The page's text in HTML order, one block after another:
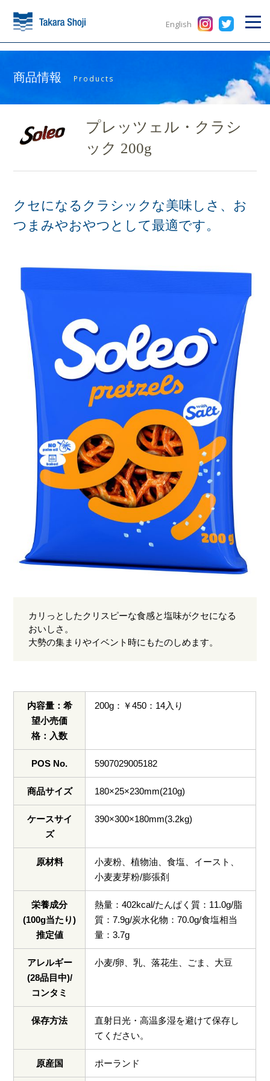
English
商品情報 Products
プレッツェル・クラシ
ック 200g
クセになるクラシックな美味しさ、お
つまみやおやつとして最適です。
カリっとしたクリスピーな食感と塩味がクセになる
おいしさ。
大勢の集まりやイベント時にもたのしめます。
内容量：希
望小売価
格：入数
200g：￥450：14入り
POS No. 5907029005182
商品サイズ 180×25×230mm(210g)
ケースサイ
ズ
390×300×180mm(3.2kg)
原材料
小麦粉、植物油、食塩、イースト、
小麦麦芽粉/膨張剤
栄養成分
(100g当たり)
推定値
熱量：402kcal/たんぱく質：11.0g/脂
質：7.9g/炭水化物：70.0g/食塩相当
量：3.7g
アレルギー
(28品目中)/
コンタミ
小麦/卵、乳、落花生、ごま、大豆
保存方法
直射日光・高温多湿を避けて保存し
てください。
原産国 ポーランド